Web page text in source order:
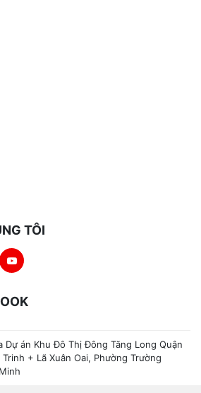
TÔI
án Khu Đô Thị Đông Tăng Long Quận
+ Lã Xuân Oai, Phường Trường